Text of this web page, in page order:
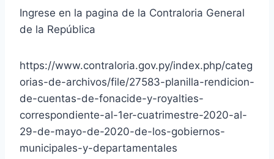
Ingrese en la pagina de la Contraloria General
de la República
https://www.contraloria.gov.py/index.php/categ
orias-de-archivos/file/27583-planilla-rendicion-
de-cuentas-de-fonacide-y-royalties-
correspondiente-al-1er-cuatrimestre-2020-al-
29-de-mayo-de-2020-de-los-gobiernos-
municipales-y-departamentales